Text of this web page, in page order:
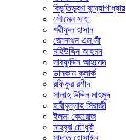
বিভূতিভূষণ বন্দ্যোপাধ্যায়
সৌমেন সাহা
শরীফুল হাসান
জোনাথন এল.লী
মহিউদ্দিন আহমদ
সারফুদ্দিন আহমেদ
ডানকান ক্লার্ক
রফিকুর রশীদ
সালাহ উদ্দিন মাহমুদ
হাবীবুল্লাহ সিরাজী
ইলমা বেহরোজ
মাহবুবা চৌধুরী
সাদাত হোসাইন